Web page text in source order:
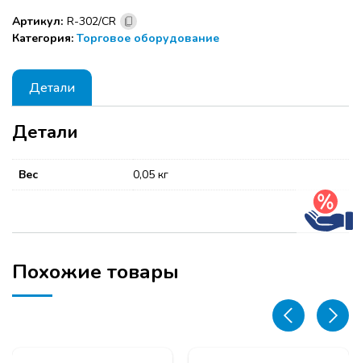
15*30
мм
никель
Артикул: R-302/CR
Категория: Торговое оборудование
Детали
Детали
Вес 0,05 кг
Похожие товары